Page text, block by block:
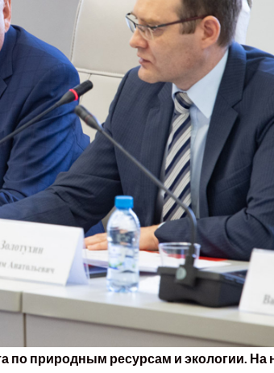
по природным ресурсам и экологии. На